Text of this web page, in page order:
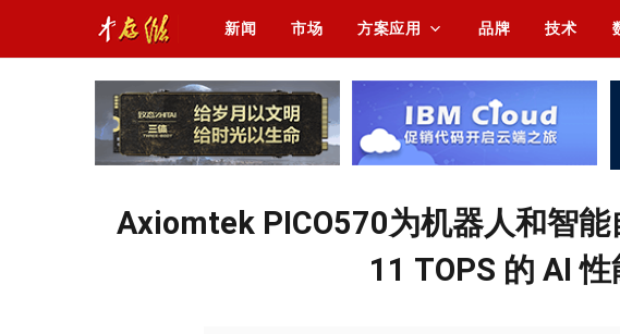
新闻 市场 方案应用 品牌 技术
Axiomtek PICO570为机器人和智
11 TOPS 的 AI 性